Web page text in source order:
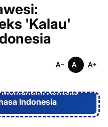
'Kalau'
Konteks
Indonesia